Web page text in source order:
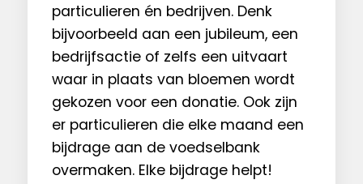
particulieren én bedrijven. Denk
bijvoorbeeld aan een jubileum, een
bedrijfsactie of zelfs een uitvaart
waar in plaats van bloemen wordt
gekozen voor een donatie. Ook zijn
er particulieren die elke maand een
bijdrage aan de voedselbank
overmaken. Elke bijdrage helpt!